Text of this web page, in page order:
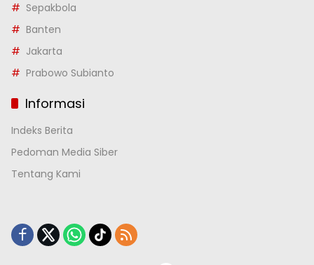
Sepakbola
Banten
Jakarta
Prabowo Subianto
Informasi
Indeks Berita
Pedoman Media Siber
Tentang Kami